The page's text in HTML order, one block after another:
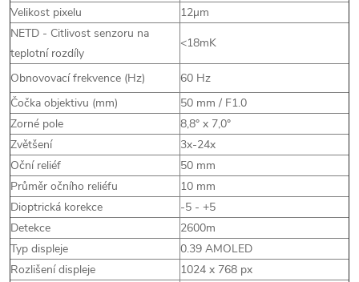
Velikost pixelu
12µm
NETD - Citlivost senzoru na
teplotní rozdíly
<18mK
Obnovovací frekvence (Hz)
60 Hz
Čočka objektivu (mm)
50 mm / F1.0
Zorné pole
8,8° x 7,0°
Zvětšení
3x-24x
Oční reliéf
50 mm
Průměr očního reliéfu
10 mm
Dioptrická korekce
-5 - +5
Detekce
2600m
Typ displeje
0.39 AMOLED
Rozlišení displeje
1024 x 768 px